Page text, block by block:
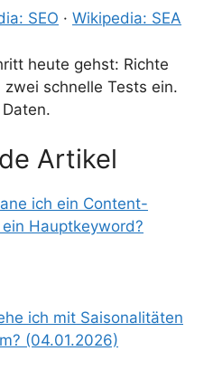
SEO · Wikipedia: SEA
heute gehst: Richte
schnelle Tests ein.
Artikel
ich ein Content-
Hauptkeyword?
ich mit Saisonalitäten
(04.01.2026)